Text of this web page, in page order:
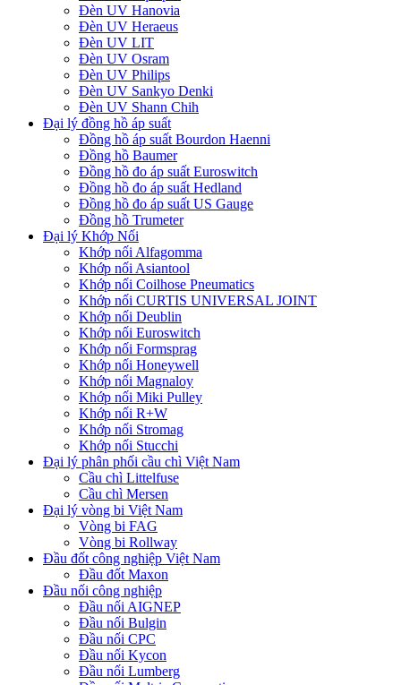
Đèn UV Hanovia
Đèn UV Heraeus
Đèn UV LIT
Đèn UV Osram
Đèn UV Philips
Đèn UV Sankyo Denki
Đèn UV Shann Chih
Đại lý đồng hồ áp suất
Đồng hồ áp suất Bourdon Haenni
Đồng hồ Baumer
Đồng hồ đo áp suất Euroswitch
Đồng hồ đo áp suất Hedland
Đồng hồ đo áp suất US Gauge
Đồng hồ Trumeter
Đại lý Khớp Nối
Khớp nối Alfagomma
Khớp nối Asiantool
Khớp nối Coilhose Pneumatics
Khớp nối CURTIS UNIVERSAL JOINT
Khớp nối Deublin
Khớp nối Euroswitch
Khớp nối Formsprag
Khớp nối Honeywell
Khớp nối Magnaloy
Khớp nối Miki Pulley
Khớp nối R+W
Khớp nối Stromag
Khớp nối Stucchi
Đại lý phân phối cầu chì Việt Nam
Cầu chì Littelfuse
Cầu chì Mersen
Đại lý vòng bi Việt Nam
Vòng bi FAG
Vòng bi Rollway
Đầu đốt công nghiệp Việt Nam
Đầu đốt Maxon
Đầu nối công nghiệp
Đầu nối AIGNEP
Đầu nối Bulgin
Đầu nối CPC
Đầu nối Kycon
Đầu nối Lumberg